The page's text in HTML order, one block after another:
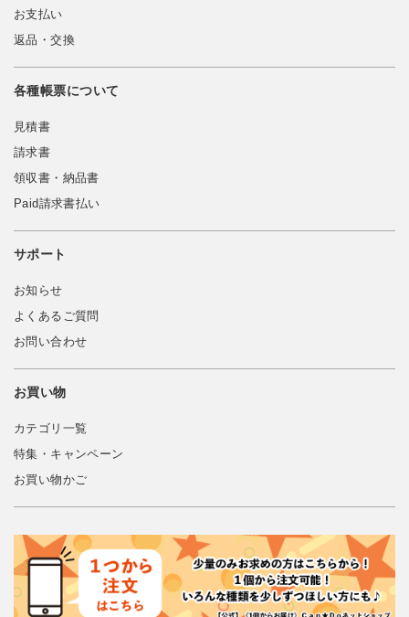
お支払い
返品・交換
各種帳票について
見積書
請求書
領収書・納品書
Paid請求書払い
サポート
お知らせ
よくあるご質問
お問い合わせ
お買い物
カテゴリ一覧
特集・キャンペーン
お買い物かご